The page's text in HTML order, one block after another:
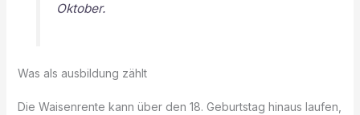
Oktober.
Was als ausbildung zählt
Die Waisenrente kann über den 18. Geburtstag hinaus laufen,